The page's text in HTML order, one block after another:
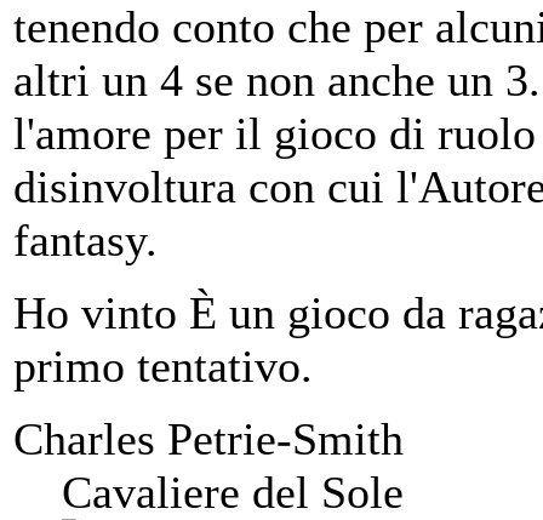
tenendo conto che per
altri un 4 se non anche un
l'amore per il gioco di ruolo
disinvoltura con cui
fantasy.
Ho vinto È un gioco da
primo tentativo.
Charles Petrie-Smith
Cavaliere del Sole